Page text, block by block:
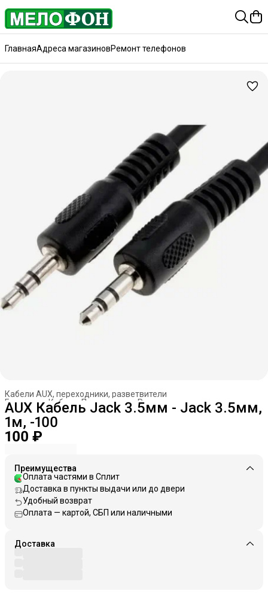
ГлавнаяАдреса магазиновРемонт телефонов
Кабели AUX, переходники, разветвители
Кабели. Переходники. Разветвители
Главная ›
AUX Кабель Jack 3.5мм - Jack 3.5мм,
1м, -100
100 ₽
Преимущества
Оплата частями в Сплит
Доставка в пункты выдачи или до двери
Удобный возврат
Оплата — картой, СБП или наличными
Доставка